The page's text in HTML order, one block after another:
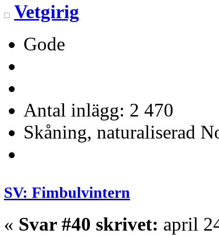
Vetgirig
Gode
Antal inlägg: 2 470
Skåning, naturaliserad
SV: Fimbulvintern
« Svar #40 skrivet: april